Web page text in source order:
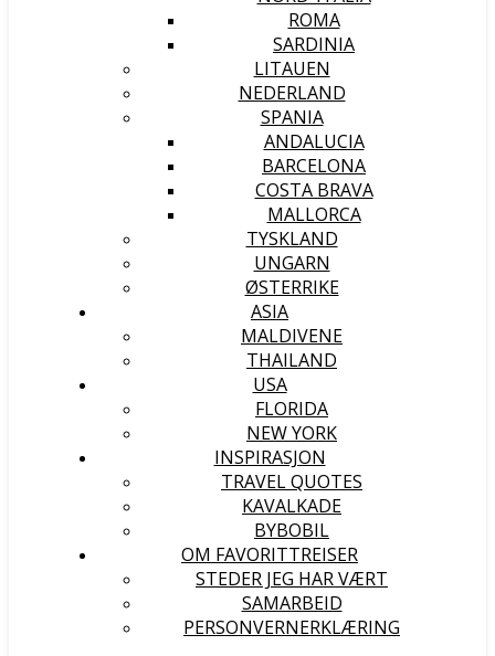
ROMA
SARDINIA
LITAUEN
NEDERLAND
SPANIA
ANDALUCIA
BARCELONA
COSTA BRAVA
MALLORCA
TYSKLAND
UNGARN
ØSTERRIKE
ASIA
MALDIVENE
THAILAND
USA
FLORIDA
NEW YORK
INSPIRASJON
TRAVEL QUOTES
KAVALKADE
BYBOBIL
OM FAVORITTREISER
STEDER JEG HAR VÆRT
SAMARBEID
PERSONVERNERKLÆRING